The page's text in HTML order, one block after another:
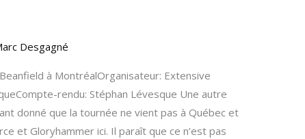
Desgagné
à MontréalOrganisateur: Extensive
rendu: Stéphan Lévesque Une autre
donné que la tournée ne vient pas à Québec et
et Gloryhammer ici. Il paraît que ce n’est pas